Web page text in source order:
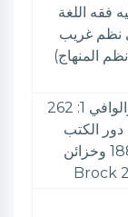
فقه اللغة
نظم غريب
المنهاج)
الأعلام 7: 39& بغية الوعاة 98 والوافي 1: 262
في دور الكتب
الأميركية 76 والدرر الكامنة 4: 188 وخزائن